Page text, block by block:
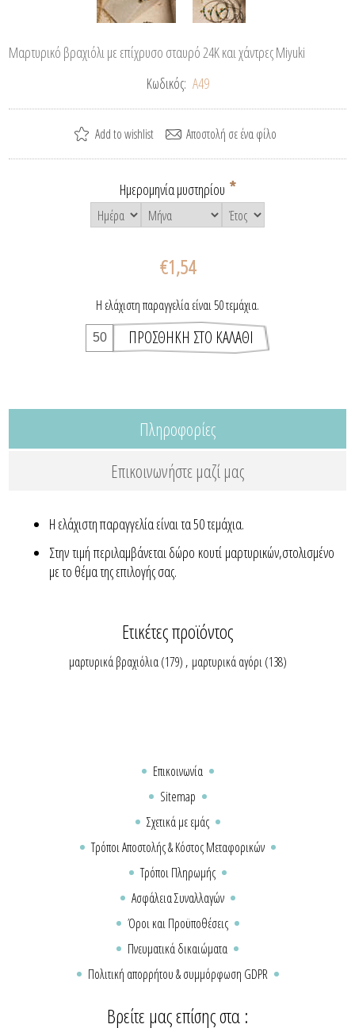
Μαρτυρικό βραχιόλι με επίχρυσο σταυρό 24Κ και χάντρες Miyuki
Κωδικός: A49
Ημερομηνία μυστηρίου *
€1,54
Η ελάχιστη παραγγελία είναι 50 τεμάχια.
Πληροφορίες
Επικοινωνήστε μαζί μας
Η ελάχιστη παραγγελία είναι τα 50 τεμάχια.
Στην τιμή περιλαμβάνεται δώρο κουτί μαρτυρικών,στολισμένο
με το θέμα της επιλογής σας.
Ετικέτες προϊόντος
μαρτυρικά βραχιόλια (179) , μαρτυρικά αγόρι (138)
Επικοινωνία
Sitemap
Σχετικά με εμάς
Τρόποι Αποστολής & Κόστος Μεταφορικών
Τρόποι Πληρωμής
Ασφάλεια Συναλλαγών
Όροι και Προϋποθέσεις
Πνευματικά δικαιώματα
Πολιτική απορρήτου & συμμόρφωση GDPR
Βρείτε μας επίσης στα :